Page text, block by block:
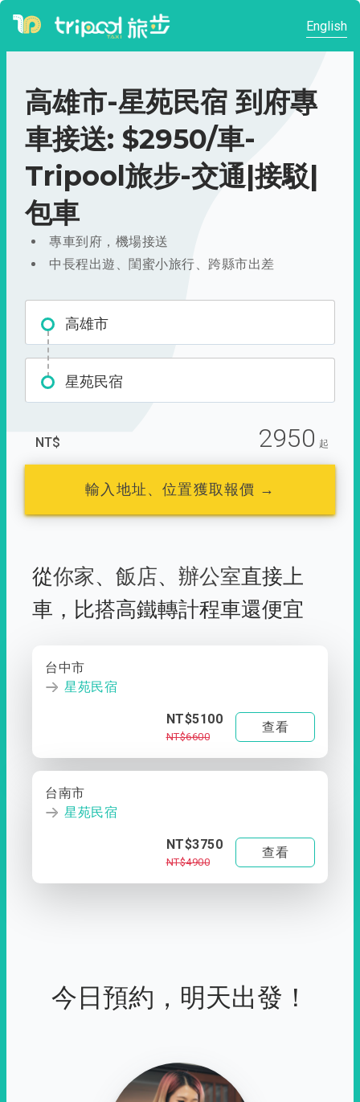
English
高雄市-星苑民宿 到府專
車接送: $2950/車-
Tripool旅步-交通|接駁|
包車
專車到府，機場接送
中長程出遊、閨蜜小旅行、跨縣市出差
高雄市
星苑民宿
NT$ 2950 起
輸入地址、位置獲取報價 →
從你家、 飯店、 辦公室直接上
車， 比搭高鐵轉計程車還便宜
台中市
星苑民宿
NT$5100
NT$6600
查看
台南市
星苑民宿
NT$3750
NT$4900
查看
今日預約，明天出發！